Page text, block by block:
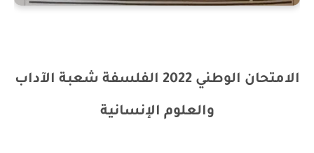
الامتحان الوطني 2022 الفلسفة شعبة الآداب
والعلوم الإنسانية